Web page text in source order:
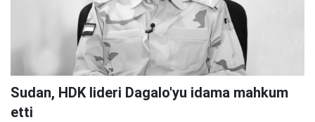
Sudan, HDK lideri Dagalo'yu idama mahkum
etti